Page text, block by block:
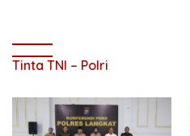
Tinta TNI – Polri